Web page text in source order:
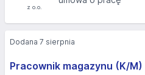
Pracownik magazynu (K/M)
Dodana 7 sierpnia